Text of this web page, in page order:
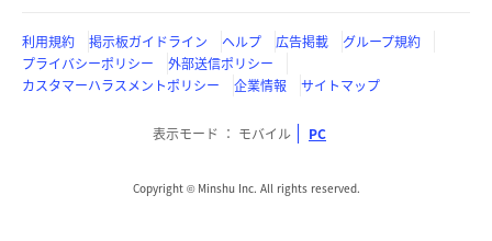
利用規約 掲示板ガイドライン ヘルプ 広告掲載
グループ規約
プライバシーポリシー
外部送信ポリシー
カスタマーハラスメントポリシー
企業情報 サイトマップ
表示モード モバイル PC
Copyright © Minshu Inc. All rights reserved.